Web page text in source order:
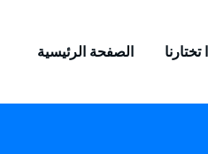
الصفحة الرئيسية تختارنا